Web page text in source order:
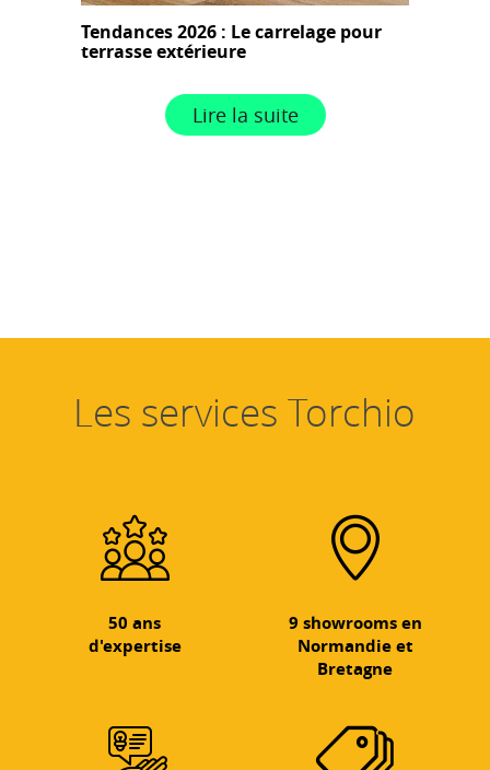
Tendances 2026 : Le carrelage pour
terrasse extérieure
Lire la suite
Les services Torchio
50 ans
d'expertise
9 showrooms en
Normandie et
Bretagne